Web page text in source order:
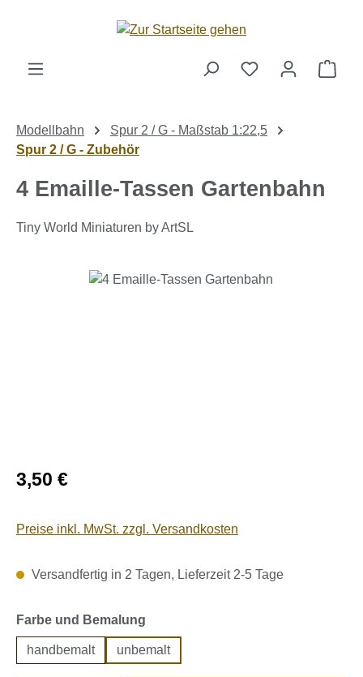
Zum Hauptinhalt springen
Modellbahn
Spur 2 / G - Maßstab 1:22,5
Spur 2 / G - Zubehör
4 Emaille-Tassen Gartenbahn
Tiny World Miniaturen by ArtSL
Bildergalerie überspringen
Regulärer Preis:
3,50 €
Preise inkl. MwSt. zzgl. Versandkosten
Versandfertig in 2 Tagen, Lieferzeit 2-5 Tage
Farbe und Bemalung
handbemalt unbemalt